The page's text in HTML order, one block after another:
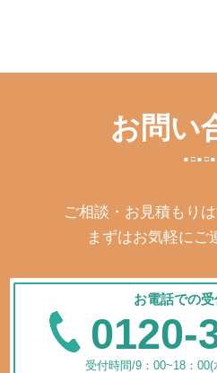
お問い
ご相談・お見積もり
まずはお気軽にご
お電話での
0120-
受付時間/9：00~18：